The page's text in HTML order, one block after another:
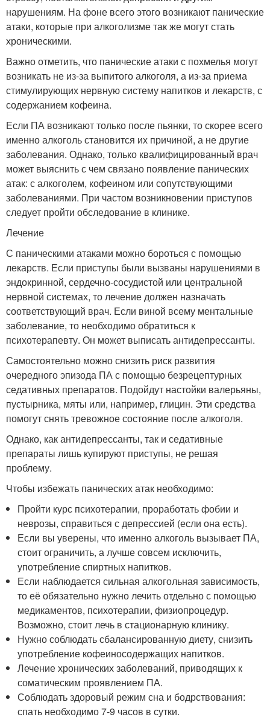
нарушениям. На фоне всего этого возникают панические
атаки, которые при алкоголизме так же могут стать
хроническими.
Важно отметить, что панические атаки с похмелья могут
возникать не из-за выпитого алкоголя, а из-за приема
стимулирующих нервную систему напитков и лекарств, с
содержанием кофеина.
Если ПА возникают только после пьянки, то скорее всего
именно алкоголь становится их причиной, а не другие
заболевания. Однако, только квалифицированный врач
может выяснить с чем связано появление панических
атак: с алкоголем, кофеином или сопутствующими
заболеваниями. При частом возникновении приступов
следует пройти обследование в клинике.
Лечение
С паническими атаками можно бороться с помощью
лекарств. Если приступы были вызваны нарушениями в
эндокринной, сердечно-сосудистой или центральной
нервной системах, то лечение должен назначать
соответствующий врач. Если виной всему ментальные
заболевание, то необходимо обратиться к
психотерапевту. Он может выписать антидепрессанты.
Самостоятельно можно снизить риск развития
очередного эпизода ПА с помощью безрецептурных
седативных препаратов. Подойдут настойки валерьяны,
пустырника, мяты или, например, глицин. Эти средства
помогут снять тревожное состояние после алкоголя.
Однако, как антидепрессанты, так и седативные
препараты лишь купируют приступы, не решая
проблему.
Чтобы избежать панических атак необходимо:
Пройти курс психотерапии, проработать фобии и
неврозы, справиться с депрессией (если она есть).
Если вы уверены, что именно алкоголь вызывает ПА,
стоит ограничить, а лучше совсем исключить,
употребление спиртных напитков.
Если наблюдается сильная алкогольная зависимость,
то её обязательно нужно лечить отдельно с помощью
медикаментов, психотерапии, физиопроцедур.
Возможно, стоит лечь в стационарную клинику.
Нужно соблюдать сбалансированную диету, снизить
употребление кофеиносодержащих напитков.
Лечение хронических заболеваний, приводящих к
соматическим проявлением ПА.
Соблюдать здоровый режим сна и бодрствования:
спать необходимо 7-9 часов в сутки.